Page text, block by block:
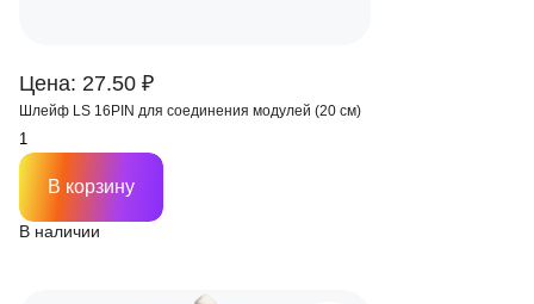
Цена: 27.50 ₽
Шлейф LS 16PIN для соединения модулей (20 см)
В наличии
В корзину